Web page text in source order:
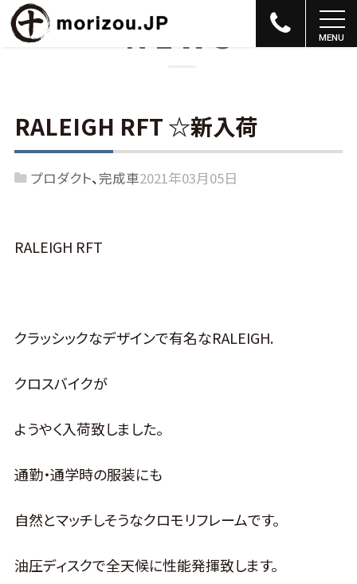
NEWS
RALEIGH RFT ☆新入荷
プロダクト 完成車2021年03月05日
RALEIGH RFT
クラッシックなデザインで有名なRALEIGH.
クロスバイクが
ようやく入荷致しました。
通勤・通学時の服装にも
自然とマッチしそうなクロモリフレームです。
油圧ディスクで全天候に性能発揮致します。